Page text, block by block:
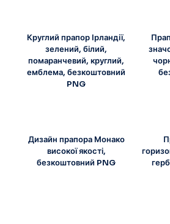
Круглий прапор Ірландії,
зелений, білий,
помаранчевий, круглий,
емблема, безкоштовний
PNG
Дизайн прапора Монако
високої якості,
безкоштовний PNG